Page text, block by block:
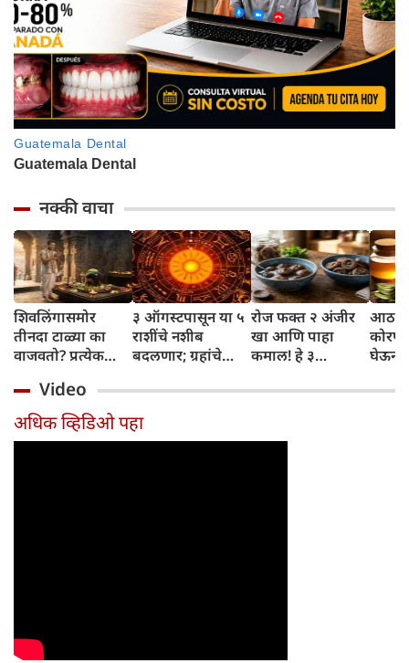
नक्की वाचा
शिवलिंगासमोर
तीनदा टाळ्या का
वाजवतो? प्रत्येक
जाणून घ्या
३ ऑगस्टपासून या ५
राशींचे नशीब
बदलणार; ग्रहांचे
संपतील आणि शुभ
दिवसांची सुरुवात
होईल
रोज फक्त २ अंजीर
खा आणि पाहा
कमाल! हे ३
तुम्हाला ठाऊक
घेऊन
Video
अधिक व्हिडिओ पहा